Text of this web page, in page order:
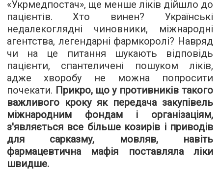
«Укрмедпостач», ще менше ліків дійшло до
пацієнтів. Хто винен? Українські
недалекоглядні чиновники, міжнародні
агентства, легендарні фармкоролі? Навряд
чи на це питання шукають відповідь
пацієнти, спантеличені пошуком ліків,
адже хворобу не можна попросити
почекати. Прикро, що у противників такого
важливого кроку як передача закупівель
міжнародним фондам і організаціям,
з'являється все більше козирів і приводів
для сарказму, мовляв, навіть
фармацевтична мафія поставляла ліки
швидше.